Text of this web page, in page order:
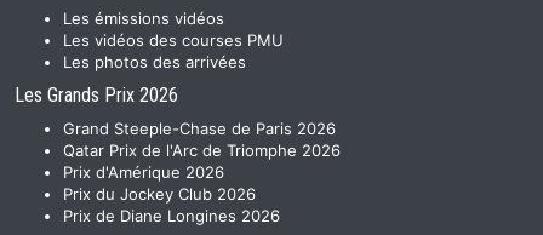
Les émissions vidéos
Les vidéos des courses PMU
Les photos des arrivées
Les Grands Prix 2026
Grand Steeple-Chase de Paris 2026
Qatar Prix de l'Arc de Triomphe 2026
Prix d'Amérique 2026
Prix du Jockey Club 2026
Prix de Diane Longines 2026